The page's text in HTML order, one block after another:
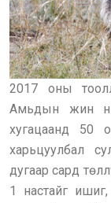
2017 оны
Амьдын жин
хугацаанд 50
харьцуулбал
дугаар сард
1 настайг